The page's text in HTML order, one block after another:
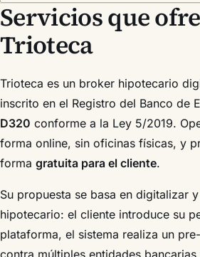
Servicios que
Trioteca
Trioteca es un broker hipotecario
inscrito en el Registro del Banco de
D320 conforme a la Ley 5/2019.
forma online, sin oficinas físicas, y
forma gratuita para el cliente.
Su propuesta se basa en digitalizar
hipotecario: el cliente introduce su
plataforma, el sistema realiza un
contra múltiples entidades